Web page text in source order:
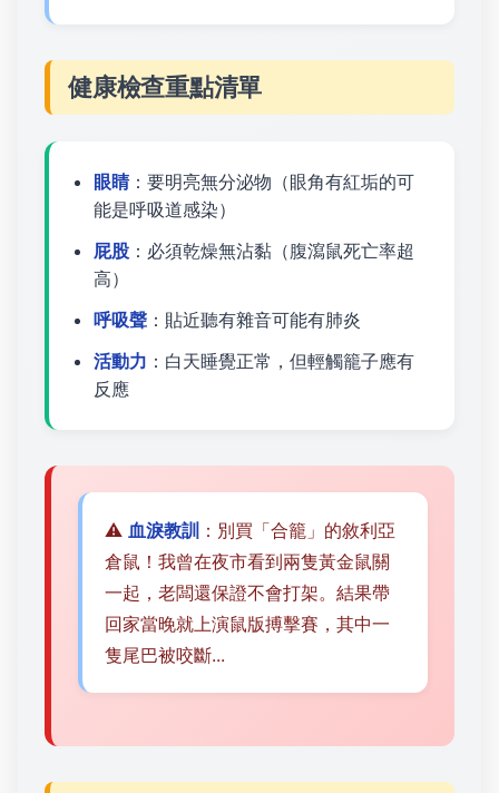
健康檢查重點清單
眼睛：要明亮無分泌物（眼角有紅垢的可
能是呼吸道感染）
屁股 ：必須乾燥無沾黏（腹瀉鼠死亡率超
高）
呼吸聲 ：貼近聽有雜音可能有肺炎
活動力 ：白天睡覺正常，但輕觸籠子應有
反應
⚠️ 血淚教訓 ：別買「合籠」的敘利亞
倉鼠！我曾在夜市看到兩隻黃金鼠關
一起，老闆還保證不會打架。結果帶
回家當晚就上演鼠版搏擊賽，其中一
隻尾巴被咬斷...